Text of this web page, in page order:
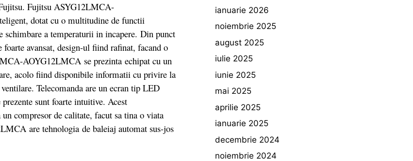
Fujitsu ASYG12LMCA-
dotat cu o multitudine de functii
schimbare a temperaturii in incapere. Din punct
avansat, design-ul fiind rafinat, facand o
AOYG12LMCA se prezinta echipat cu un
acolo fiind disponibile informatii cu privire la
Telecomanda are un ecran tip LED
sunt foarte intuitive. Acest
un compresor de calitate, facut sa tina o viata
are tehnologia de baleiaj automat sus-jos
ianuarie 2026
noiembrie 2025
august 2025
iulie 2025
iunie 2025
mai 2025
aprilie 2025
ianuarie 2025
decembrie 2024
noiembrie 2024